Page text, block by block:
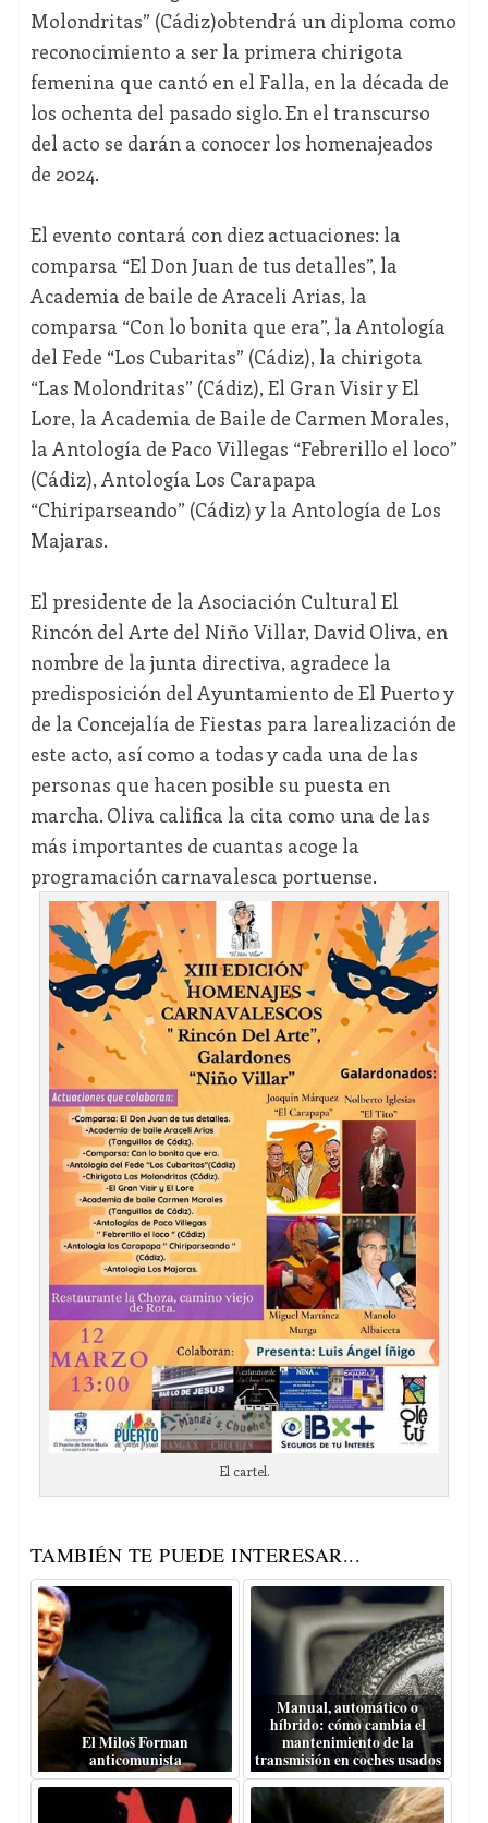
Molondritas” (Cádiz)obtendrá un diploma como
reconocimiento a ser la primera chirigota
femenina que cantó en el Falla, en la década de
los ochenta del pasado siglo. En el transcurso
del acto se darán a conocer los homenajeados
de 2024.
El evento contará con diez actuaciones: la
comparsa “El Don Juan de tus detalles”, la
Academia de baile de Araceli Arias, la
comparsa “Con lo bonita que era”, la Antología
del Fede “Los Cubaritas” (Cádiz), la chirigota
“Las Molondritas” (Cádiz), El Gran Visir y El
Lore, la Academia de Baile de Carmen Morales,
la Antología de Paco Villegas “Febrerillo el loco”
(Cádiz), Antología Los Carapapa
“Chiriparseando” (Cádiz) y la Antología de Los
Majaras.
El presidente de la Asociación Cultural El
Rincón del Arte del Niño Villar, David Oliva, en
nombre de la junta directiva, agradece la
predisposición del Ayuntamiento de El Puerto y
de la Concejalía de Fiestas para larealización de
este acto, así como a todas y cada una de las
personas que hacen posible su puesta en
marcha. Oliva califica la cita como una de las
más importantes de cuantas acoge la
programación carnavalesca portuense.
El cartel.
TAMBIÉN TE PUEDE INTERESAR...
El Miloš Forman
anticomunista
Manual, automático o
híbrido: cómo cambia el
mantenimiento de la
transmisión en coches usados